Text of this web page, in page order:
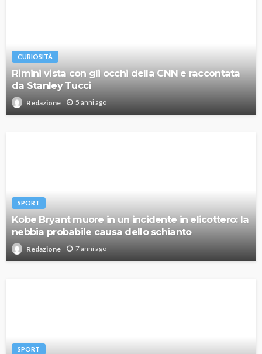
CURIOSITÀ
Rimini vista con gli occhi della CNN e raccontata
da Stanley Tucci
Redazione 5 anni ago
SPORT
Kobe Bryant muore in un incidente in elicottero: la
nebbia probabile causa dello schianto
Redazione 7 anni ago
SPORT